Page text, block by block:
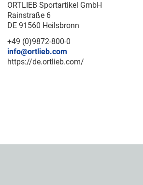
ORTLIEB Sportartikel GmbH
Rainstraße 6
DE 91560 Heilsbronn
+49 (0)9872-800-0
info@ortlieb.com
https://de.ortlieb.com/